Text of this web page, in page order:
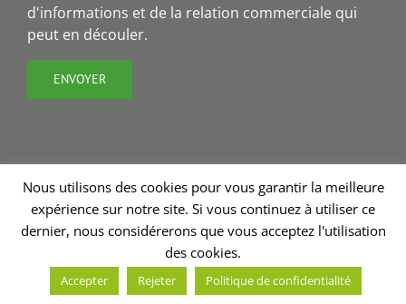
d'informations et de la relation commerciale qui
peut en découler.
Copyright 2018 - Notre Basse-Cour® | Création site internet
| Graphisme Valérie Burel
| Stratégie de
communication - rédactionAnnabelle Nevoux
Nous utilisons des cookies pour vous garantir la meilleure
expérience sur notre site. Si vous continuez à utiliser ce
dernier, nous considérerons que vous acceptez l'utilisation
des cookies.
Accepter Rejeter Politique de confidentialité